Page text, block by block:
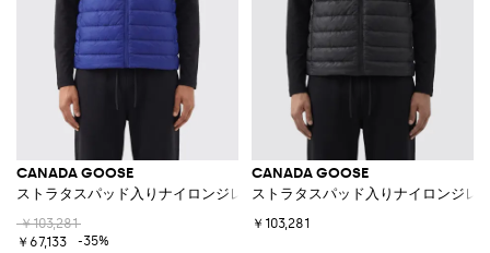
CANADA GOOSE
ストラタスパッド入りナイロンジレ
￥103,281
￥67,133
-35%
CANADA GOOSE
ストラタスパッド入りナイロンジレ
￥103,281